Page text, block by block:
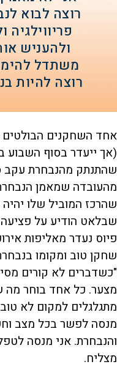
רוצה לבוא
פריווילגיה
ולהעניש
משתדל
רוצה להיות
אחד השחקנים
(אך ייעדר בסוף
שהתנתק מהנבחרת עקב
מהעובדה שמאמן
שהרכז המוביל שלו
שבלאט הודיע על פציעה
פיוס נעדר מאליפות
שחקן טוב ומקומו
"כשדברים לא קורים
מצער. כל אחד בוחר מה
מתגלגלים למקום לא
מנסה לפשר בכל מצב
והנבחרת. אני מנסה
מצליח.